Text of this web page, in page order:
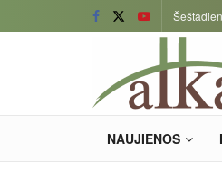
NAUJIENOS